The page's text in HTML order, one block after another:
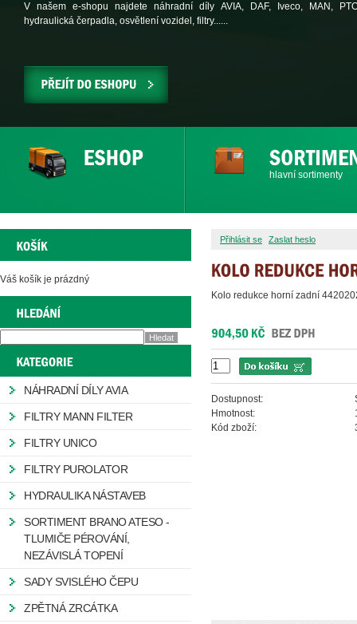
V našem e-shopu najdete náhradní díly AVIA, DAF, Iveco, MAN,
hydraulická čerpadla, osvětlení vozidel, filtry......
hlavní sortimenty
Přihlásit se Zaslat heslo
Kolo redukce horní zadní
Dostupnost:
Hmotnost:
Kód zboží:
Váš košík je prázdný
NÁHRADNÍ DÍLY AVIA
FILTRY MANN FILTER
FILTRY UNICO
FILTRY PUROLATOR
HYDRAULIKA NÁSTAVEB
SORTIMENT BRANO ATESO -
TLUMIČE PÉROVÁNÍ,
NEZÁVISLÁ TOPENÍ
SADY SVISLÉHO ČEPU
ZPĚTNÁ ZRCÁTKA